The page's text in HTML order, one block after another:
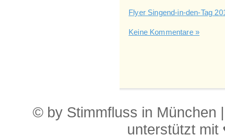
Flyer Singend-in-den-Tag
Keine Kommentare »
© by Stimmfluss in München
unterstützt